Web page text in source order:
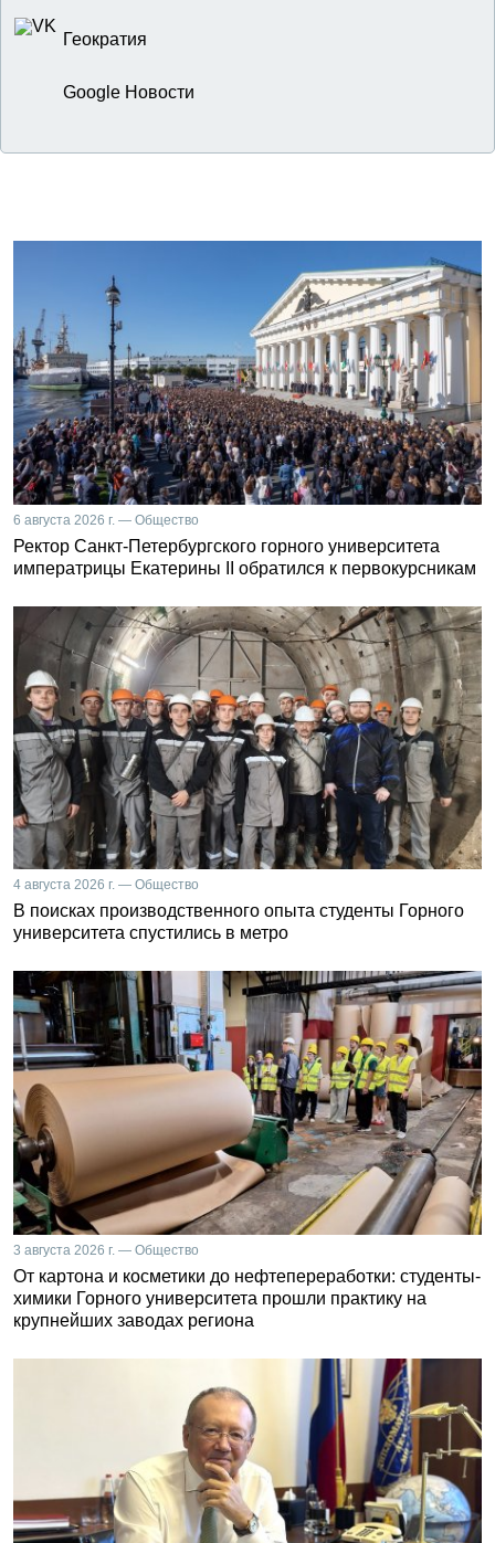
Геократия
Google Новости
6 августа 2026 г. — Общество
Ректор Санкт-Петербургского горного университета
императрицы Екатерины II обратился к первокурсникам
4 августа 2026 г. — Общество
В поисках производственного опыта студенты Горного
университета спустились в метро
3 августа 2026 г. — Общество
От картона и косметики до нефтепереработки: студенты-
химики Горного университета прошли практику на
крупнейших заводах региона